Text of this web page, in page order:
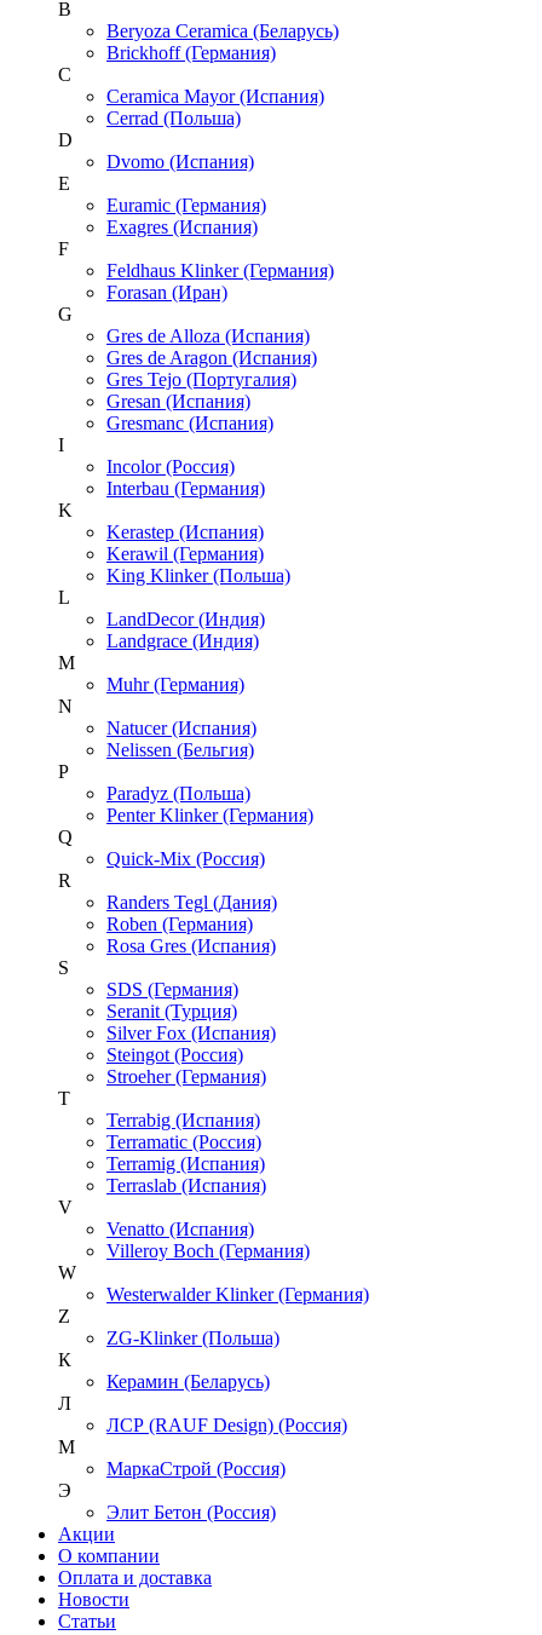
B
Beryoza Ceramica (Беларусь)
Brickhoff (Германия)
C
Ceramica Mayor (Испания)
Cerrad (Польша)
D
Dvomo (Испания)
E
Euramic (Германия)
Exagres (Испания)
F
Feldhaus Klinker (Германия)
Forasan (Иран)
G
Gres de Alloza (Испания)
Gres de Aragon (Испания)
Gres Tejo (Португалия)
Gresan (Испания)
Gresmanc (Испания)
I
Incolor (Россия)
Interbau (Германия)
K
Kerastep (Испания)
Kerawil (Германия)
King Klinker (Польша)
L
LandDecor (Индия)
Landgrace (Индия)
M
Muhr (Германия)
N
Natucer (Испания)
Nelissen (Бельгия)
P
Paradyz (Польша)
Penter Klinker (Германия)
Q
Quick-Mix (Россия)
R
Randers Tegl (Дания)
Roben (Германия)
Rosa Gres (Испания)
S
SDS (Германия)
Seranit (Турция)
Silver Fox (Испания)
Steingot (Россия)
Stroeher (Германия)
T
Terrabig (Испания)
Terramatic (Россия)
Terramig (Испания)
Terraslab (Испания)
V
Venatto (Испания)
Villeroy Boch (Германия)
W
Westerwalder Klinker (Германия)
Z
ZG-Klinker (Польша)
К
Керамин (Беларусь)
Л
ЛСР (RAUF Design) (Россия)
М
МаркаСтрой (Россия)
Э
Элит Бетон (Россия)
Акции
О компании
Оплата и доставка
Новости
Статьи